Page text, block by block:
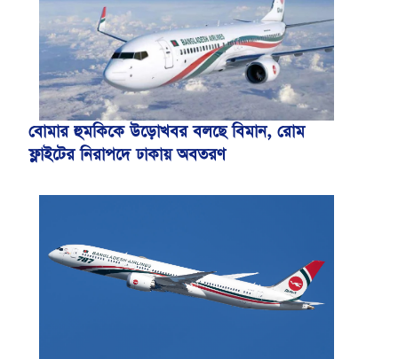
বোমার হুমকিকে উড়োখবর বলছে বিমান, রোম
ফ্লাইটের নিরাপদে ঢাকায় অবতরণ